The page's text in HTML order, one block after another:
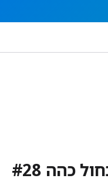
כהה #28